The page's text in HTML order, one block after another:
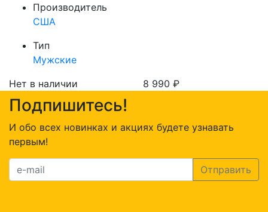
Производитель
США
Тип
Мужские
Нет в наличии
8 990 ₽
Подпишитесь!
И обо всех новинках и акциях будете узнавать
первым!